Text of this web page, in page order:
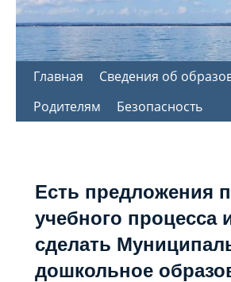
Перейти
Главная
Сведения об
Родителям
Безопасность
Есть предложения
учебного процесса
сделать
дошкольное